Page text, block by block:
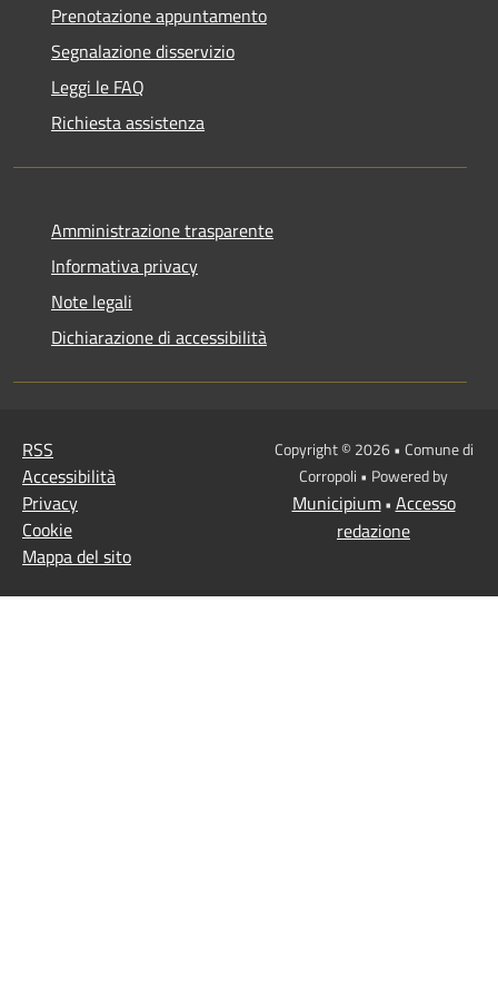
Prenotazione appuntamento
Segnalazione disservizio
Leggi le FAQ
Richiesta assistenza
Amministrazione trasparente
Informativa privacy
Note legali
Dichiarazione di accessibilità
RSS
Accessibilità
Privacy
Cookie
Mappa del sito
Copyright © 2026 • Comune di
Corropoli • Powered by
Municipium• Accesso
redazione